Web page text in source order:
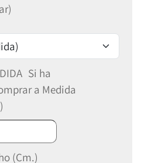
Si ha
a Medida
(Cm.)